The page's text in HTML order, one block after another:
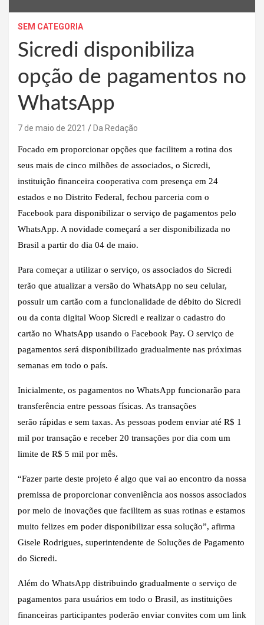
SEM CATEGORIA
Sicredi disponibiliza
opção de pagamentos no
WhatsApp
7 de maio de 2021 Da Redação
Focado em proporcionar opções que facilitem a rotina dos
seus mais de cinco milhões de associados, o Sicredi,
instituição financeira cooperativa com presença em 24
estados e no Distrito Federal, fechou parceria com o
Facebook para disponibilizar o serviço de pagamentos pelo
WhatsApp. A novidade começará a ser disponibilizada no
Brasil a partir do dia 04 de maio.
Para começar a utilizar o serviço, os associados do Sicredi
terão que atualizar a versão do WhatsApp no seu celular,
possuir um cartão com a funcionalidade de débito do Sicredi
ou da conta digital Woop Sicredi e realizar o cadastro do
cartão no WhatsApp usando o Facebook Pay. O serviço de
pagamentos será disponibilizado gradualmente nas próximas
semanas em todo o país.
Inicialmente, os pagamentos no WhatsApp funcionarão para
transferência entre pessoas físicas. As transações
serão rápidas e sem taxas. As pessoas podem enviar até R$ 1
mil por transação e receber 20 transações por dia com um
limite de R$ 5 mil por mês.
“Fazer parte deste projeto é algo que vai ao encontro da nossa
premissa de proporcionar conveniência aos nossos associados
por meio de inovações que facilitem as suas rotinas e estamos
muito felizes em poder disponibilizar essa solução”, afirma
Gisele Rodrigues, superintendente de Soluções de Pagamento
do Sicredi.
Além do WhatsApp distribuindo gradualmente o serviço de
pagamentos para usuários em todo o Brasil, as instituições
financeiras participantes poderão enviar convites com um link